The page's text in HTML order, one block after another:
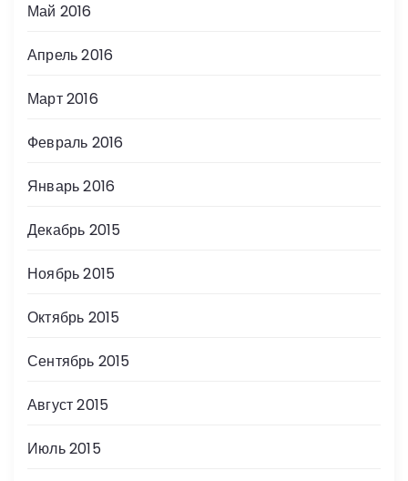
Май 2016
Апрель 2016
Март 2016
Февраль 2016
Январь 2016
Декабрь 2015
Ноябрь 2015
Октябрь 2015
Сентябрь 2015
Август 2015
Июль 2015